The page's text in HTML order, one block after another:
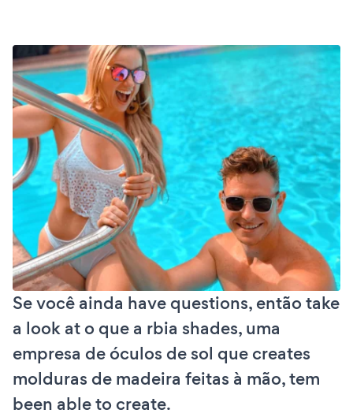
Se você ainda have questions, então take
a look at o que a rbia shades, uma
empresa de óculos de sol que creates
molduras de madeira feitas à mão, tem
been able to create.